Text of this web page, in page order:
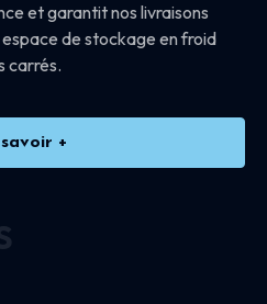
et garantit nos livraisons
espace de stockage en froid
carrés.
savoir +